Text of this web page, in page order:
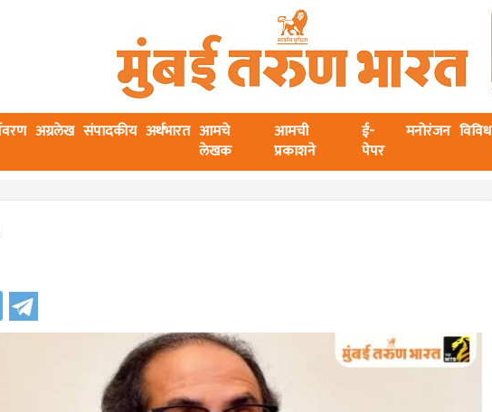
अग्रलेख संपादकीय अर्थभारत आमचे
लेखक
आमची
प्रकाशने
ई-
पेपर
मनोरंजन विविध